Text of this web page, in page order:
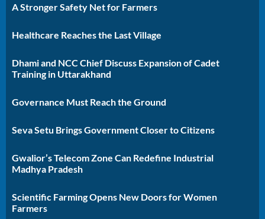
A Stronger Safety Net for Farmers
Healthcare Reaches the Last Village
Dhami and NCC Chief Discuss Expansion of Cadet
Training in Uttarakhand
Governance Must Reach the Ground
Seva Setu Brings Government Closer to Citizens
Gwalior’s Telecom Zone Can Redefine Industrial
Madhya Pradesh
Scientific Farming Opens New Doors for Women
Farmers